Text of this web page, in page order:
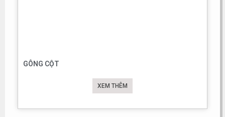
GÔNG CỘT
XEM THÊM